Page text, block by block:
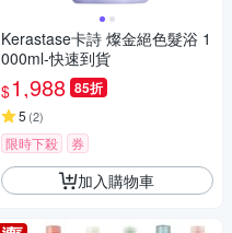
Kerastase卡詩 燦金絕色髮浴 1
000ml-快速到貨
$1,988 85折
5 (2)
限時下殺 券
加入購物車